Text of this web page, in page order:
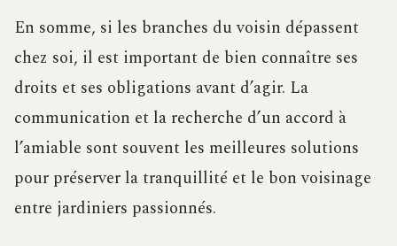
En somme, si les branches du voisin dépassent
chez soi, il est important de bien connaître ses
droits et ses obligations avant d’agir. La
communication et la recherche d’un accord à
l’amiable sont souvent les meilleures solutions
pour préserver la tranquillité et le bon voisinage
entre jardiniers passionnés.